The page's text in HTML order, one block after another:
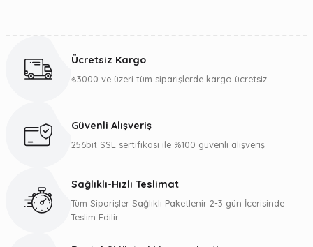
Görüş ve önerileriniz için teşekkür ederiz.
Ürün bilgilerinde hatalar bulunuyor.
Ücretsiz Kargo
₺3000 ve üzeri tüm siparişlerde kargo ücretsiz
Güvenli Alışveriş
256bit SSL sertifikası ile %100 güvenli alışveriş
Sağlıklı-Hızlı Teslimat
Tüm Siparişler Sağlıklı Paketlenir 2-3 gün İçerisinde
Teslim Edilir.